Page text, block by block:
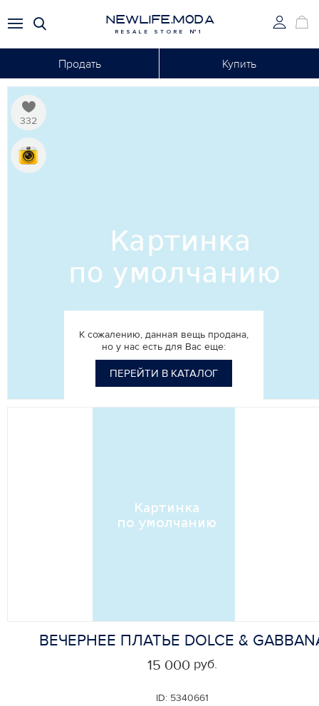
NEWLIFE.MODA
RESALE STORE №1
Продать Купить
332
К сожалению, данная вещь продана,
но у нас есть для Вас еще:
ПЕРЕЙТИ В КАТАЛОГ
ВЕЧЕРНЕЕ ПЛАТЬЕ DOLCE &
ID: 5340661
15 000 руб.